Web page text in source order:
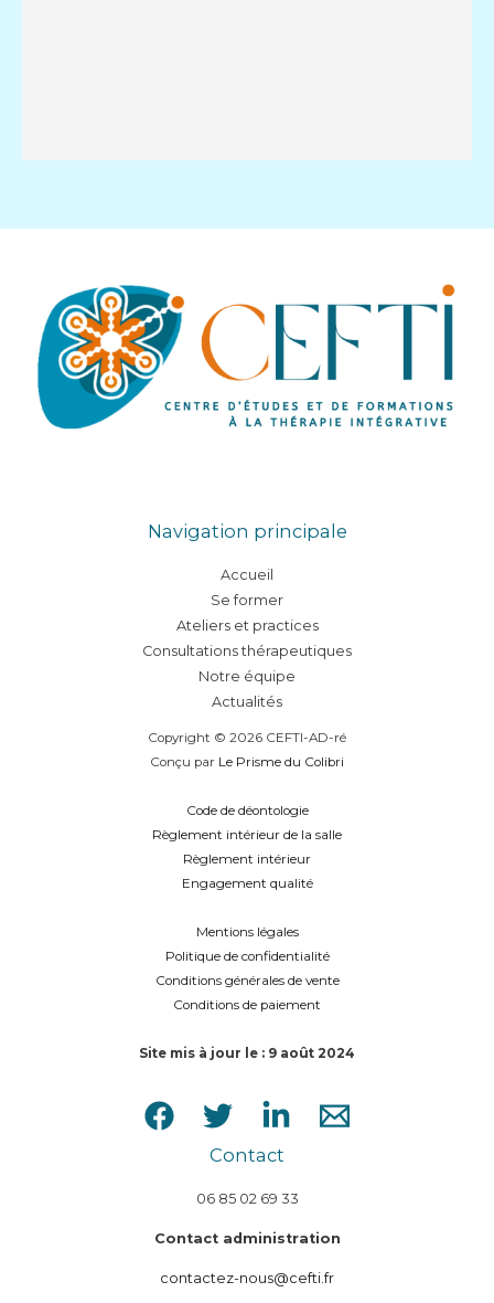
Navigation principale
Accueil
Se former
Ateliers et practices
Consultations thérapeutiques
Notre équipe
Actualités
Copyright © 2026 CEFTI-AD-ré
Conçu par Le Prisme du Colibri
Code de déontologie
Règlement intérieur de la salle
Règlement intérieur
Engagement qualité
Mentions légales
Politique de confidentialité
Conditions générales de vente
Conditions de paiement
Site mis à jour le : 9 août 2024
Contact
06 85 02 69 33
Contact administration
contactez-nous@cefti.fr